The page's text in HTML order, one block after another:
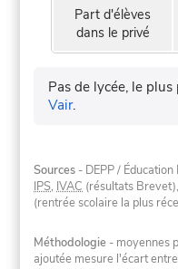
Part d'élèves
dans le privé
Pas de lycée, le plus
Vair.
Sources - DEPP /
IPS, IVAC (résultats Brevet),
(rentrée scolaire la plus
Méthodologie - moyennes
ajoutée mesure l'écart